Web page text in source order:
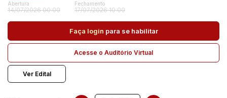
Abertura
14/07/2026 00:00
Fechamento
17/07/2026 10:00
Faça login para se habilitar
Acesse o Auditório Virtual
Ver Edital